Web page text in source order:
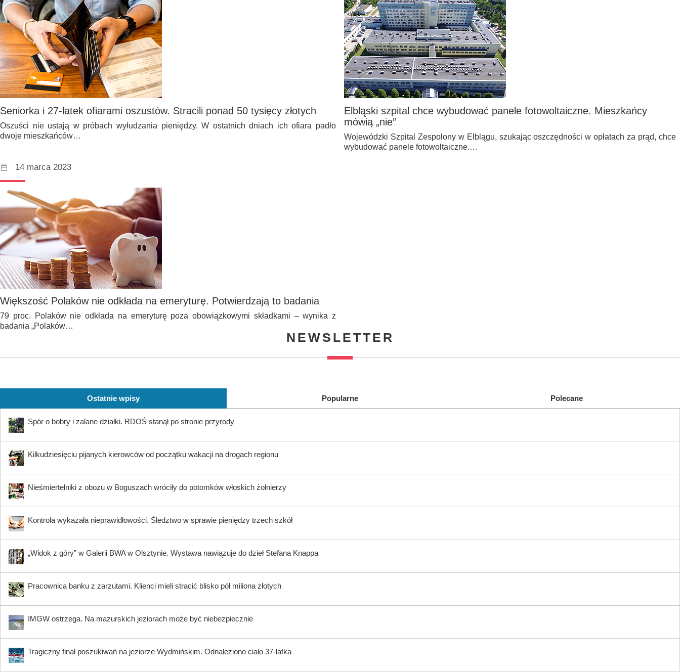
Seniorka i 27-latek ofiarami oszustów. Stracili ponad 50 tysięcy złotych
Oszuści nie ustają w próbach wyłudzania pieniędzy. W ostatnich dniach ich ofiara padło
dwoje mieszkańców…
Elbląski szpital chce wybudować panele fotowoltaiczne. Mieszkańcy
mówią „nie”
Wojewódzki Szpital Zespolony w Elblągu, szukając oszczędności w opłatach za prąd, chce
wybudować panele fotowoltaiczne.…
14 marca 2023
Większość Polaków nie odkłada na emeryturę. Potwierdzają to badania
79 proc. Polaków nie odkłada na emeryturę poza obowiązkowymi składkami – wynika z
badania „Polaków…
NEWSLETTER
Ostatnie wpisy Popularne Polecane
Spór o bobry i zalane działki. RDOŚ stanął po stronie przyrody
Kilkudziesięciu pijanych kierowców od początku wakacji na drogach regionu
Nieśmiertelniki z obozu w Boguszach wróciły do potomków włoskich żołnierzy
Kontrola wykazała nieprawidłowości. Śledztwo w sprawie pieniędzy trzech szkół
„Widok z góry” w Galerii BWA w Olsztynie. Wystawa nawiązuje do dzieł Stefana Knappa
Pracownica banku z zarzutami. Klienci mieli stracić blisko pół miliona złotych
IMGW ostrzega. Na mazurskich jeziorach może być niebezpiecznie
Tragiczny finał poszukiwań na jeziorze Wydmińskim. Odnaleziono ciało 37-latka